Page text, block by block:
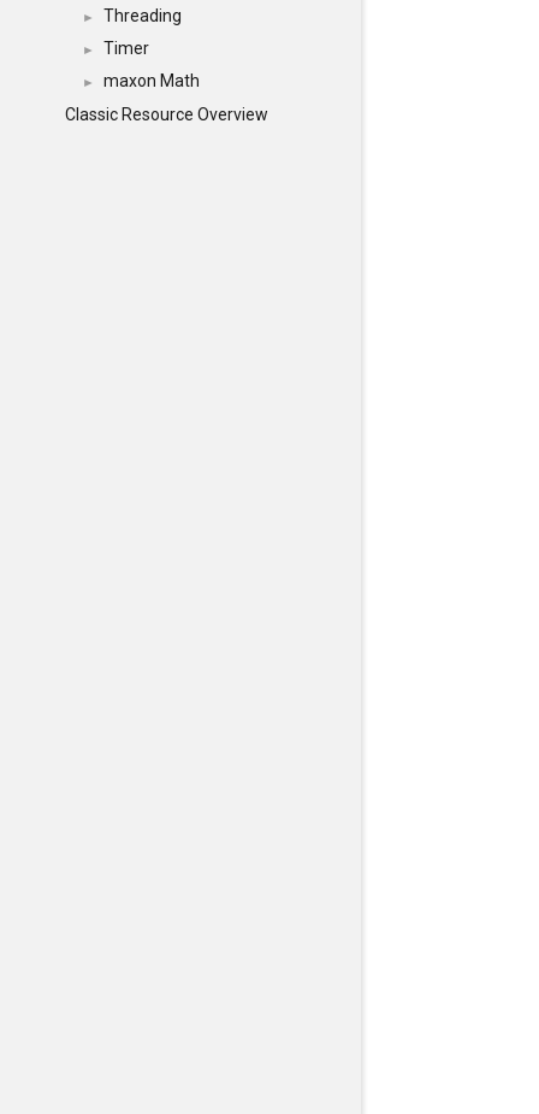
► Threading
► Timer
►
maxon Math
Classic Resource Overview